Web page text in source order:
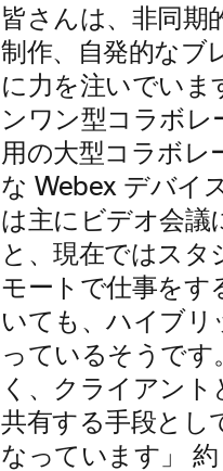
皆さんは、非同期
制作、自発的なブ
に力を注いでいま
ンワン型コラボレ
用の大型コラボレ
な Webex デバイ
は主にビデオ会議
と、現在ではスタ
モートで仕事をす
いても、ハイブリ
っているそうです
く、クライアン
共有する手段とし
なっています」